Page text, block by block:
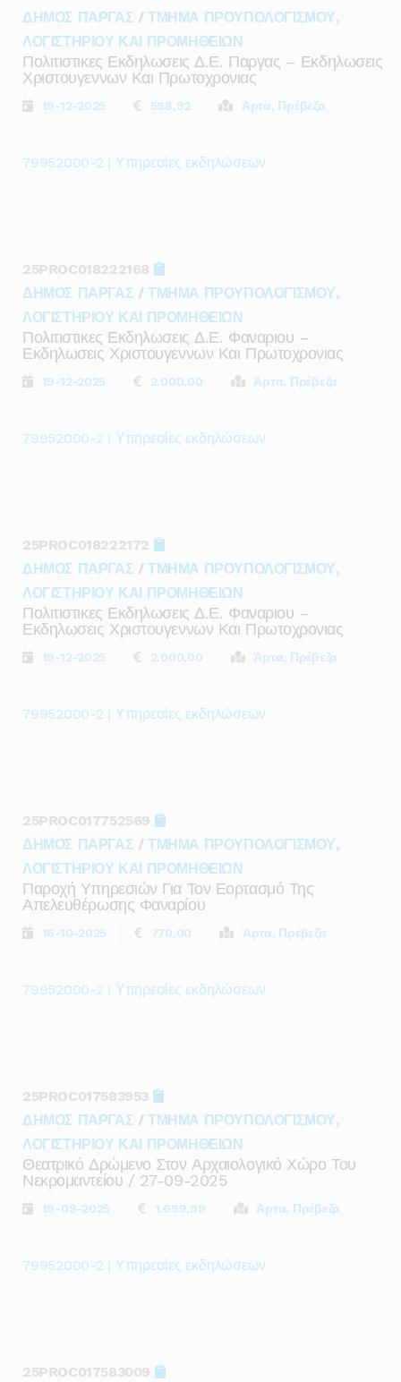
ΔΗΜΟΣ ΠΑΡΓΑΣ /ΤΜΗΜΑ ΠΡΟΥΠΟΛΟΓΙΣΜΟΥ,
ΛΟΓΙΣΤΗΡΙΟΥ ΚΑΙ ΠΡΟΜΗΘΕΙΩΝ
Πολιτιστικες Εκδηλωσεις Δ.ε. Παργας – Εκδηλωσεις
Χριστουγεννων Και Πρωτοχρονιας
19-12-2025 598,92 Άρτα, Πρέβεζα
79952000-2 | Υπηρεσίες εκδηλώσεων
25PROC018222168
ΔΗΜΟΣ ΠΑΡΓΑΣ /ΤΜΗΜΑ ΠΡΟΥΠΟΛΟΓΙΣΜΟΥ,
ΛΟΓΙΣΤΗΡΙΟΥ ΚΑΙ ΠΡΟΜΗΘΕΙΩΝ
Πολιτιστικες Εκδηλωσεις Δ.ε. Φαναριου –
Εκδηλωσεις Χριστουγεννων Και Πρωτοχρονιας
19-12-2025 2.000,00 Άρτα, Πρέβεζα
79952000-2 | Υπηρεσίες εκδηλώσεων
25PROC018222172
ΔΗΜΟΣ ΠΑΡΓΑΣ /ΤΜΗΜΑ ΠΡΟΥΠΟΛΟΓΙΣΜΟΥ,
ΛΟΓΙΣΤΗΡΙΟΥ ΚΑΙ ΠΡΟΜΗΘΕΙΩΝ
Πολιτιστικες Εκδηλωσεις Δ.ε. Φαναριου –
Εκδηλωσεις Χριστουγεννων Και Πρωτοχρονιας
19-12-2025 2.000,00 Άρτα, Πρέβεζα
79952000-2 | Υπηρεσίες εκδηλώσεων
25PROC017752569
ΔΗΜΟΣ ΠΑΡΓΑΣ /ΤΜΗΜΑ ΠΡΟΥΠΟΛΟΓΙΣΜΟΥ,
ΛΟΓΙΣΤΗΡΙΟΥ ΚΑΙ ΠΡΟΜΗΘΕΙΩΝ
Παροχή Υπηρεσιών Για Τον Εορτασμό Της
Απελευθέρωσης Φαναρίου
16-10-2025 770,00 Άρτα, Πρέβεζα
79952000-2 | Υπηρεσίες εκδηλώσεων
25PROC017583953
ΔΗΜΟΣ ΠΑΡΓΑΣ /ΤΜΗΜΑ ΠΡΟΥΠΟΛΟΓΙΣΜΟΥ,
ΛΟΓΙΣΤΗΡΙΟΥ ΚΑΙ ΠΡΟΜΗΘΕΙΩΝ
Θεατρικό Δρώμενο Στον Αρχαιολογικό Χώρο Του
Νεκρομαντείου / 27-09-2025
19-09-2025 1.699,99 Άρτα, Πρέβεζα
79952000-2 | Υπηρεσίες εκδηλώσεων
25PROC017583009